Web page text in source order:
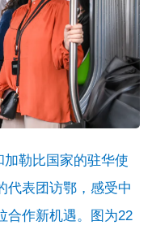
勒比国家的驻华使
代表团访鄂，感受中
合作新机遇。图为22